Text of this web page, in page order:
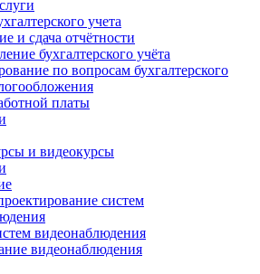
учета
и сдача отчётности
бухгалтерского учёта
по вопросам бухгалтерского
платы
и видеокурсы
систем
видеонаблюдения
видеонаблюдения